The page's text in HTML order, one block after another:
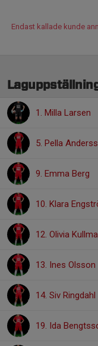
Endast kallade kunde
1. Milla Larsen
5. Pella
9. Emma Berg
10. Klara
12. Olivia
13. Ines
14. Siv Ringdahl
19. Ida